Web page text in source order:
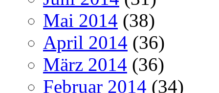
Mai 2014 (38)
April 2014 (36)
März 2014 (36)
Februar 2014 (34)